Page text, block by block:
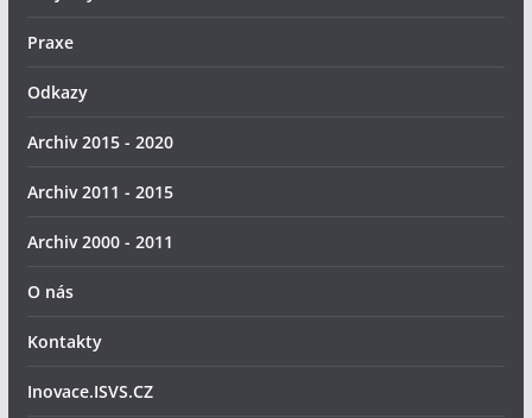
Praxe
Odkazy
Archiv 2015 - 2020
Archiv 2011 - 2015
Archiv 2000 - 2011
O nás
Kontakty
Inovace.ISVS.CZ